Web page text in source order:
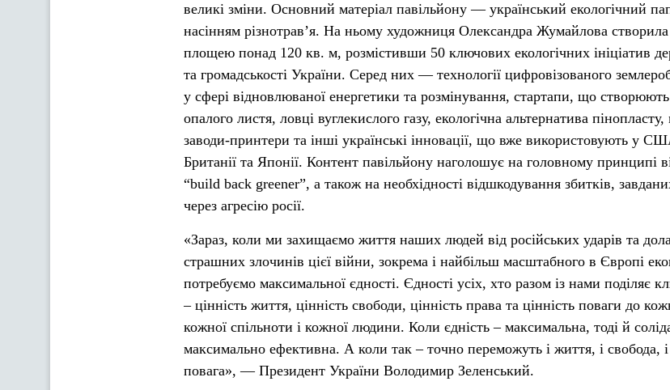
великі зміни. Основний матеріал павільйону — український екологічний
насінням різнотравʼя. На ньому художниця Олександра Жумайлова
площею понад 120 кв. м, розмістивши 50 ключових екологічних ініціатив
та громадськості України. Серед них — технології цифровізованого
у сфері відновлюваної енергетики та розмінування, стартапи, що
опалого листя, ловці вуглекислого газу, екологічна альтернатива пінопласту,
заводи-принтери та інші українські інновації, що вже використовують у
Британії та Японії. Контент павільйону наголошує на головному принципі
“build back greener”, а також на необхідності відшкодування збитків,
через агресію росії.
«Зараз, коли ми захищаємо життя наших людей від російських ударів та
страшних злочинів цієї війни, зокрема і найбільш масштабного в Європі
потребуємо максимальної єдності. Єдності усіх, хто разом із нами поділяє
– цінність життя, цінність свободи, цінність права та цінність поваги до
кожної спільноти і кожної людини. Коли єдність – максимальна, тоді й
максимально ефективна. А коли так – точно переможуть і життя, і свобода,
повага», — Президент України Володимир Зеленський.